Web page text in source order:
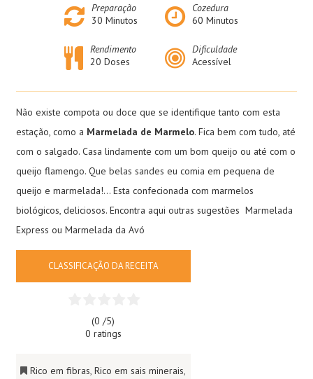
Preparação
30 Minutos
Cozedura
60 Minutos
Rendimento
20 Doses
Dificuldade
Acessível
Não existe compota ou doce que se identifique tanto com esta
estação, como a Marmelada de Marmelo. Fica bem com tudo, até
com o salgado. Casa lindamente com um bom queijo ou até com o
queijo flamengo. Que belas sandes eu comia em pequena de
queijo e marmelada!… Esta confecionada com marmelos
biológicos, deliciosos. Encontra aqui outras sugestões Marmelada
Express ou Marmelada da Avó
CLASSIFICAÇÃO DA RECEITA
(0 /5)
0 ratings
Rico em fibras,Rico em sais minerais,